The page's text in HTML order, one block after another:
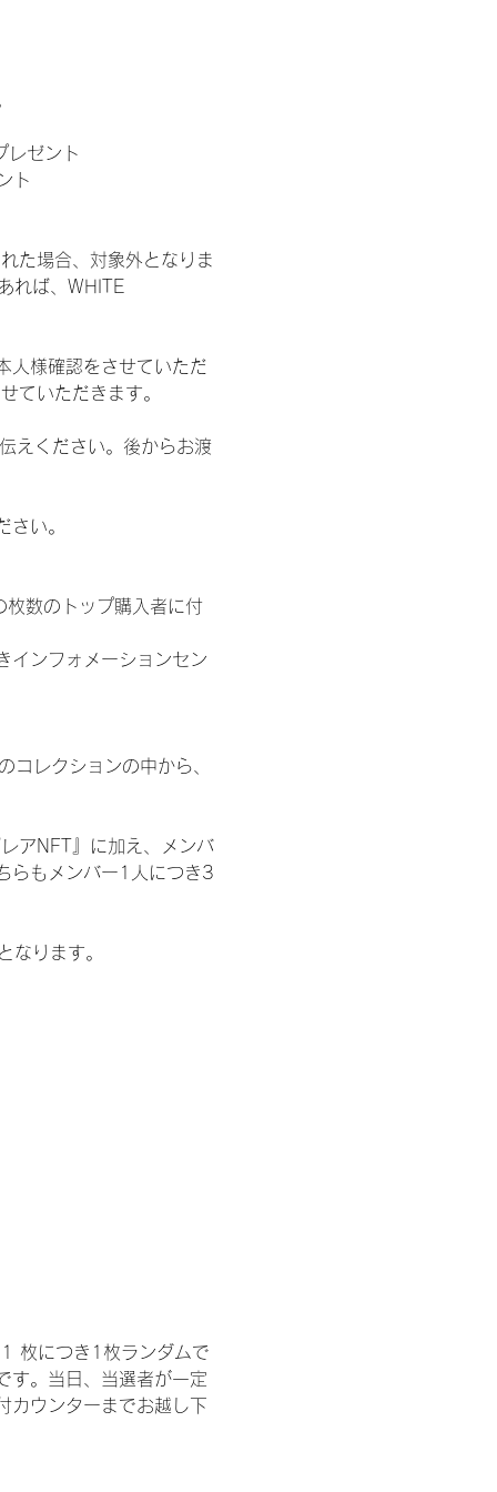
レゼント
ト
た場合、対象外となりま
れば、WHITE
人様確認をさせていただ
ていただきます。
えください。後からお渡
い。
数のトップ購入者に付
インフォメーションセン
レクションの中から、
アNFT』に加え、メンバ
らもメンバー1人につき3
なります。
枚につき1枚ランダムで
す。当日、当選者が一定
カウンターまでお越し下